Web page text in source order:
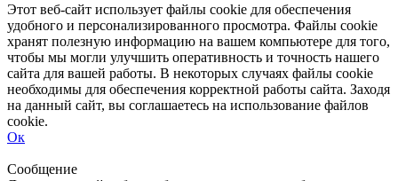
Этот веб-сайт использует файлы cookie для обеспечения
удобного и персонализированного просмотра. Файлы cookie
хранят полезную информацию на вашем компьютере для того,
чтобы мы могли улучшить оперативность и точность нашего
сайта для вашей работы. В некоторых случаях файлы cookie
необходимы для обеспечения корректной работы сайта. Заходя
на данный сайт, вы соглашаетесь на использование файлов
cookie.
Ок
Сообщение